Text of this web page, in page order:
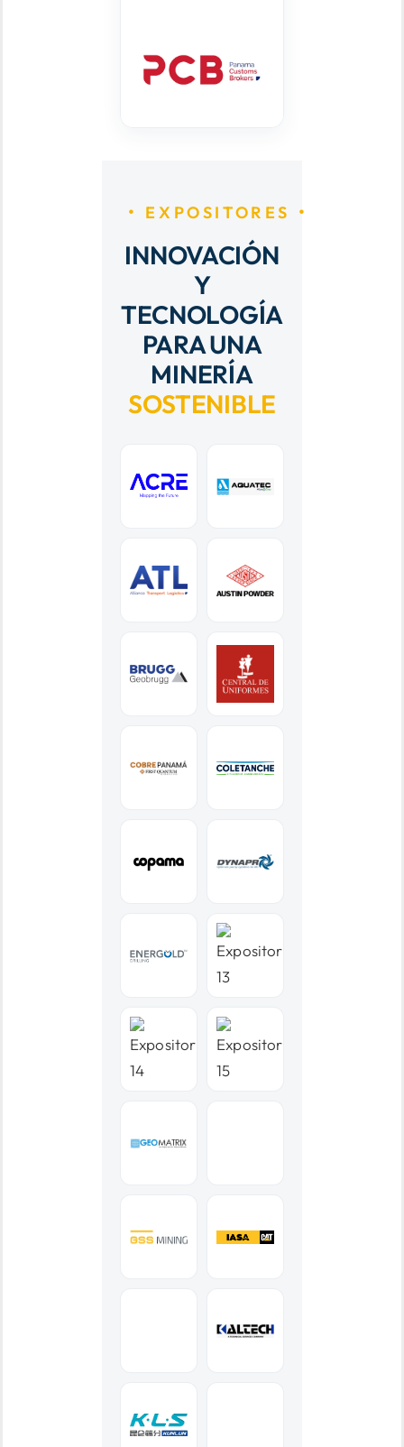
EXPOSITORES
INNOVACIÓN
Y
TECNOLOGÍA
PARA UNA
MINERÍA
SOSTENIBLE